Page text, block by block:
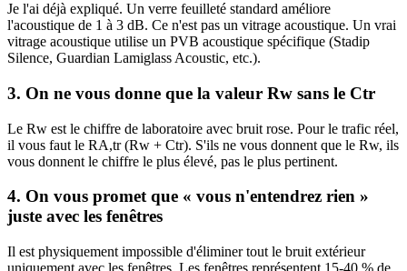
Je l'ai déjà expliqué. Un verre feuilleté standard améliore
l'acoustique de 1 à 3 dB. Ce n'est pas un vitrage acoustique. Un vrai
vitrage acoustique utilise un PVB acoustique spécifique (Stadip
Silence, Guardian Lamiglass Acoustic, etc.).
3. On ne vous donne que la valeur Rw sans le Ctr
Le Rw est le chiffre de laboratoire avec bruit rose. Pour le trafic réel,
il vous faut le RA,tr (Rw + Ctr). S'ils ne vous donnent que le Rw, ils
vous donnent le chiffre le plus élevé, pas le plus pertinent.
4. On vous promet que « vous n'entendrez rien »
juste avec les fenêtres
Il est physiquement impossible d'éliminer tout le bruit extérieur